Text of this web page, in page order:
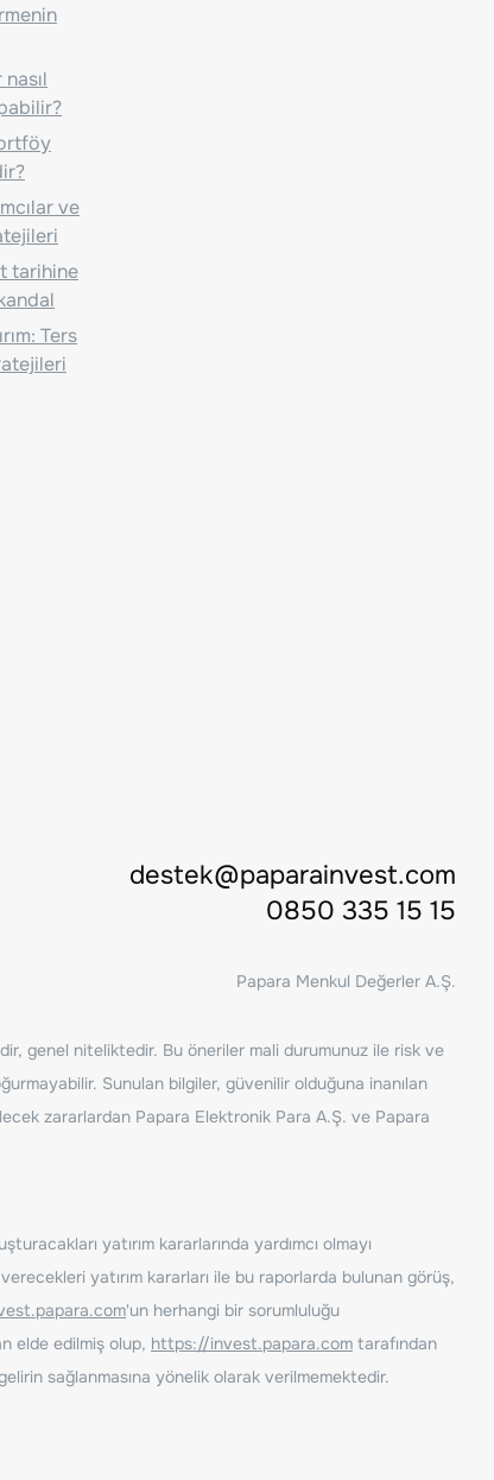
ve
tarihine
Ters
destek@paparainvest.com
0850 335 15 15
Papara Menkul Değerler A.Ş.
genel niteliktedir. Bu öneriler mali durumunuz ile risk ve
Sunulan bilgiler, güvenilir olduğuna inanılan
zararlardan Papara Elektronik Para A.Ş. ve Papara
yatırım kararlarında yardımcı olmayı
yatırım kararları ile bu raporlarda bulunan görüş,
'un herhangi bir sorumluluğu
elde edilmiş olup, https://invest.papara.com tarafından
sağlanmasına yönelik olarak verilmemektedir.